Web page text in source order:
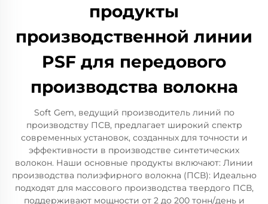
продукты
производственной линии
PSF для передового
производства волокна
Soft Gem, ведущий производитель линий по
производству ПСВ, предлагает широкий спектр
современных установок, созданных для точности и
эффективности в производстве синтетических
волокон. Наши основные продукты включают: Линии
производства полиэфирного волокна (ПСВ): Идеально
подходят для массового производства твердого ПСВ,
поддерживают мощности от 2 до 200 тонн/день и